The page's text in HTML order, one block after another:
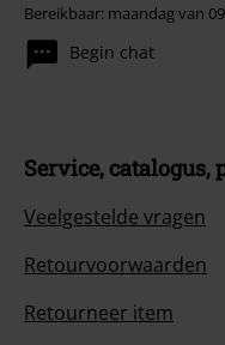
Bereikbaar: maandag van
Begin chat
Service, catalogus,
Veelgestelde vragen
Retourvoorwaarden
Retourneer item